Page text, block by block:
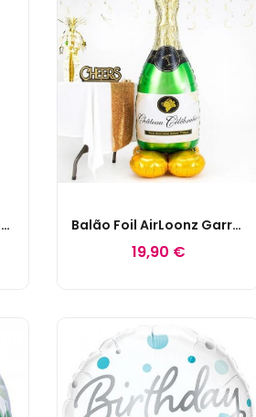
Balão Foil Orbz Azul Pastel Balão Foil AirLoonz Garrafa De Champagne
19,90 €